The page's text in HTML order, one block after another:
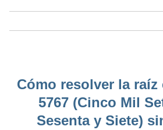
Cómo resolver la raíz
5767 (Cinco Mil
Sesenta y Siete)